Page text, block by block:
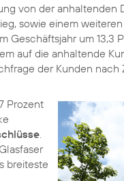
von der anhaltenden
sowie einem
Geschäftsjahr um 13,3
auf die anhaltende
der Kunden nach
Prozent
breiteste